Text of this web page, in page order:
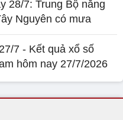
28/7: Trung Bộ nắng
Nguyên có mưa
7 - Kết quả xổ số
hôm nay 27/7/2026